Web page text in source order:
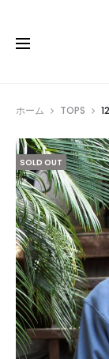
ホーム TOPS
SOLD OUT